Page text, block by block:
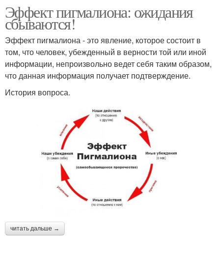
Эффект пигмалиона: ожидания
сбываются!
Эффект пигмалиона - это явление, которое состоит в
том, что человек, убежденный в верности той или иной
информации, непроизвольно ведет себя таким образом,
что данная информация получает подтверждение.
История вопроса.
читать дальше →